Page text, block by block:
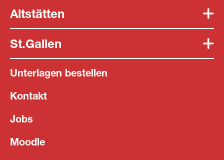
Altstätten
St.Gallen
Unterlagen bestellen
Kontakt
Jobs
Moodle